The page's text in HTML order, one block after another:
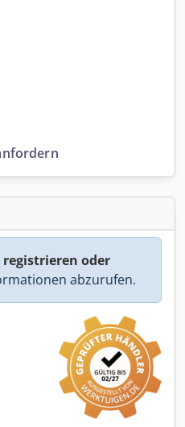
registrieren oder
abzurufen.